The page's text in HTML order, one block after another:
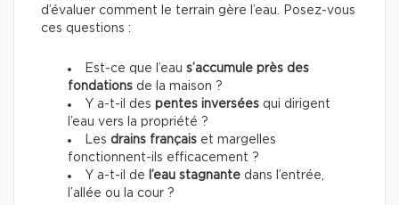
d’évaluer comment le terrain gère l’eau. Posez-vous
ces questions :
Est-ce que l’eau s’accumule près des
fondations de la maison ?
Y a-t-il des pentes inversées qui dirigent
l’eau vers la propriété ?
Les drains français et margelles
fonctionnent-ils efficacement ?
Y a-t-il de l’eau stagnante dans l’entrée,
l’allée ou la cour ?